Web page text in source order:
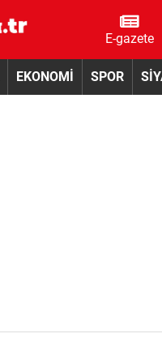
E-gazete
EKONOMİ SPOR